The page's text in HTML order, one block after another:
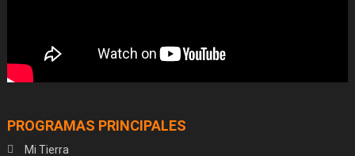
PROGRAMAS PRINCIPALES
Mi Tierra